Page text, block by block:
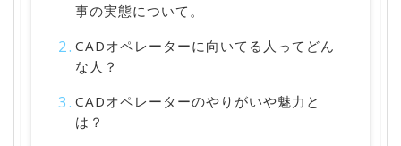
事の実態について。
CADオペレーターに向いてる人ってどん
な人？
CADオペレーターのやりがいや魅力と
は？